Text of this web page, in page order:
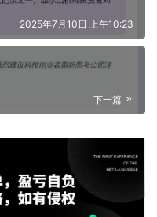
2025年7月10日 上午10:23
下一篇